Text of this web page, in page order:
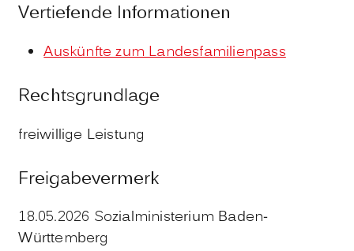
Vertiefende Informationen
Auskünfte zum Landesfamilienpass
Rechtsgrundlage
freiwillige Leistung
Freigabevermerk
18.05.2026 Sozialministerium Baden-
Württemberg